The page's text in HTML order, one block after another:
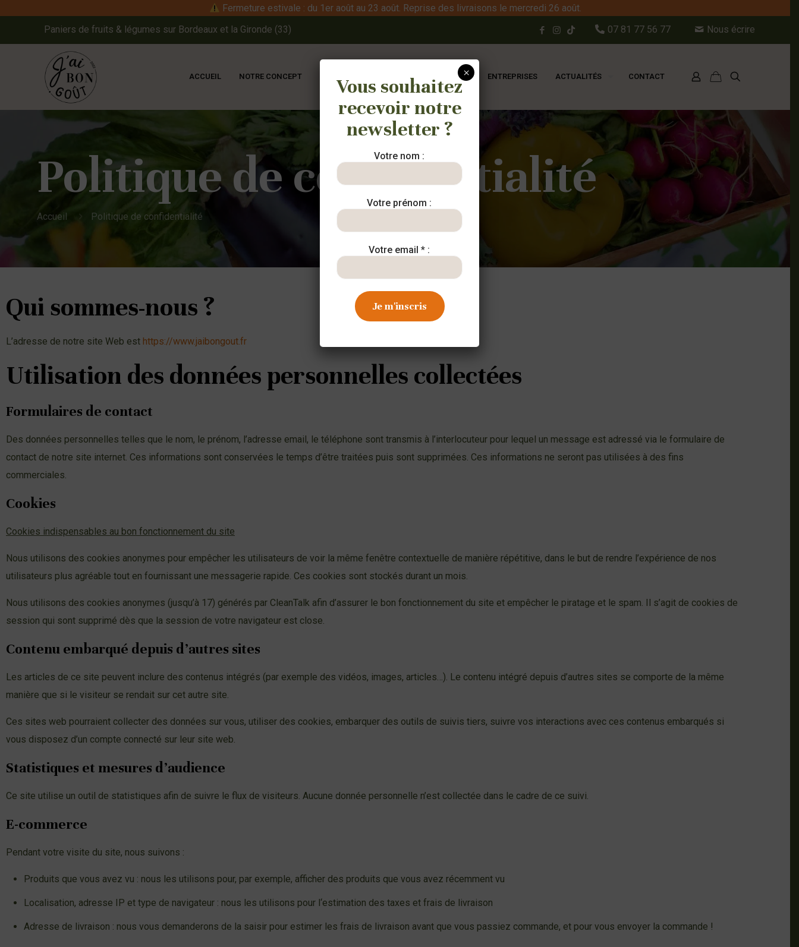
Fermeture estivale : du 1er août au 23 août. Reprise des livraisons le mercredi 26 août.
Paniers de fruits & légumes sur Bordeaux et la Gironde (33)
07 81 77 56 77 Nous écrire
ACCUEIL NOTRE CONCEPT NOS PRODUCTEURS ENTREPRISES ACTUALITÉS CONTACT
Politique de confidentialité
Accueil Politique de confidentialité
Qui sommes-nous ?
L’adresse de notre site Web est https://www.jaibongout.fr
Utilisation des données personnelles collectées
Formulaires de contact
Des données personnelles telles que le nom, le prénom, l’adresse email, le téléphone sont transmis à l’interlocuteur pour lequel un message est adressé via le formulaire de
contact de notre site internet. Ces informations sont conservées le temps d’être traitées puis sont supprimées. Ces informations ne seront pas utilisées à des fins
commerciales.
Cookies
Cookies indispensables au bon fonctionnement du site
Nous utilisons des cookies anonymes pour empêcher les utilisateurs de voir la même fenêtre contextuelle de manière répétitive, dans le but de rendre l’expérience de nos
utilisateurs plus agréable tout en fournissant une messagerie rapide. Ces cookies sont stockés durant un mois.
Nous utilisons des cookies anonymes (jusqu’à 17) générés par CleanTalk afin d’assurer le bon fonctionnement du site et empêcher le piratage et le spam. Il s’agit de cookies de
session qui sont supprimé dès que la session de votre navigateur est close.
Contenu embarqué depuis d’autres sites
Les articles de ce site peuvent inclure des contenus intégrés (par exemple des vidéos, images, articles…). Le contenu intégré depuis d’autres sites se comporte de la même
manière que si le visiteur se rendait sur cet autre site.
Ces sites web pourraient collecter des données sur vous, utiliser des cookies, embarquer des outils de suivis tiers, suivre vos interactions avec ces contenus embarqués si
vous disposez d’un compte connecté sur leur site web.
Statistiques et mesures d’audience
Ce site utilise un outil de statistiques afin de suivre le flux de visiteurs. Aucune donnée personnelle n’est collectée dans le cadre de ce suivi.
E-commerce
Pendant votre visite du site, nous suivons :
Produits que vous avez vu : nous les utilisons pour, par exemple, afficher des produits que vous avez récemment vu
Localisation, adresse IP et type de navigateur : nous les utilisons pour l‘estimation des taxes et frais de livraison
Adresse de livraison : nous vous demanderons de la saisir pour estimer les frais de livraison avant que vous passiez commande, et pour vous envoyer la commande !
Vous souhaitez
recevoir notre
newsletter ?
Votre nom :
Votre prénom :
Votre email * :
×